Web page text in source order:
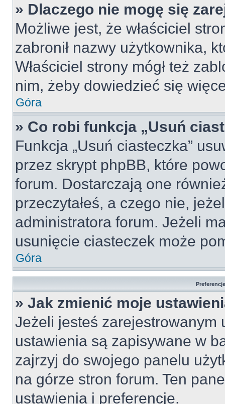
» Dlaczego nie mogę się
Możliwe jest, że właściciel
zabronił nazwy użytkownika,
Właściciel strony mógł też
nim, żeby dowiedzieć się
Góra
» Co robi funkcja „Usuń
Funkcja „Usuń ciasteczka”
przez skrypt phpBB, które
forum. Dostarczają one
przeczytałeś, a czego nie,
administratora forum. Jeżeli
usunięcie ciasteczek może
Góra
» Jak zmienić moje
Jeżeli jesteś zarejestrowanym
ustawienia są zapisywane w
zajrzyj do swojego panelu
na górze stron forum. Ten
ustawienia i preferencje.